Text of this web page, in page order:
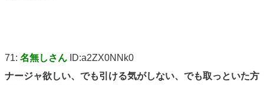
71: 名無しさん ID:a2ZX0NNk0
ナージャ欲しい、でも引ける気がしない、でも取っといた方